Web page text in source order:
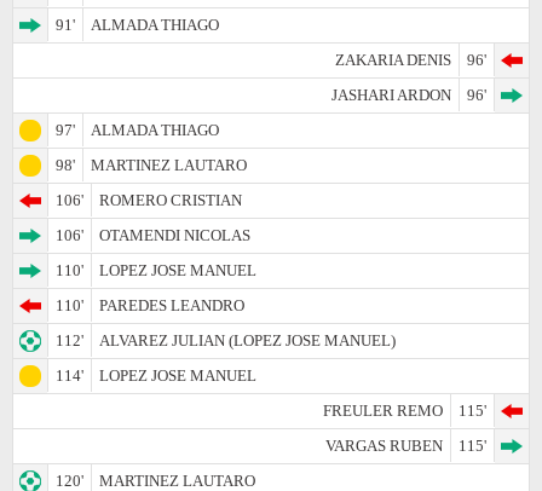
91'
ALMADA THIAGO
ZAKARIA DENIS
96'
JASHARI ARDON
96'
97'
ALMADA THIAGO
98'
MARTINEZ LAUTARO
106'
ROMERO CRISTIAN
106'
OTAMENDI NICOLAS
110'
LOPEZ JOSE MANUEL
110'
PAREDES LEANDRO
112'
ALVAREZ JULIAN (LOPEZ JOSE MANUEL)
114'
LOPEZ JOSE MANUEL
FREULER REMO
115'
VARGAS RUBEN
115'
120'
MARTINEZ LAUTARO